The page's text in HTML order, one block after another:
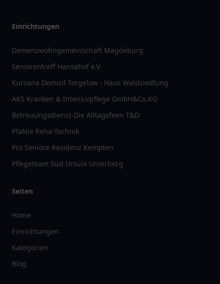
Einrichtungen
Demenzwohngemeinschaft Magdeburg
Seniorentreff Hansahof e.V.
Kursana Domizil Torgelow - Haus Waldsiedlung
AKS Kranken & Intensivpflege GmbH&Co.KG
Betreuungsdienst-Die Alltagsfeen T&D
PfaNie Reha-Technik
Pro Seniore Residenz Kempten
Pflegeteam Süd Ursula Unterberg
Seiten
Home
Einrichtungen
Kategorien
Blog